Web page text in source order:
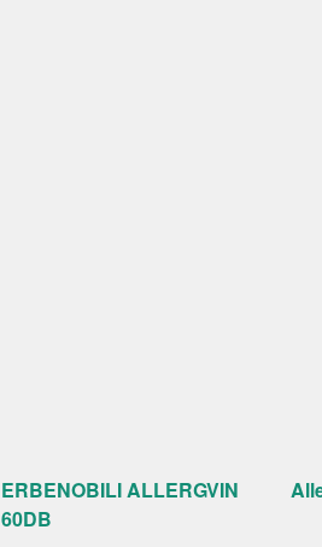
ERBENOBILI ALLERGVIN
60DB